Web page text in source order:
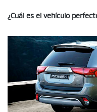
¿Cuál es el vehículo